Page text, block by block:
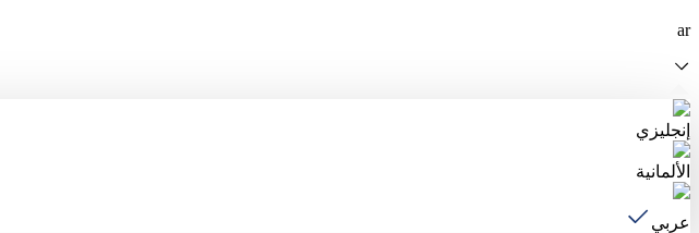
ar
إنجليزي
الألمانية
عربي